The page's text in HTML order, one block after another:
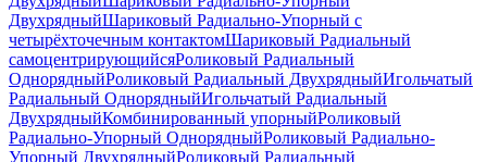
ДвухрядныйШариковый Радиально-Упорный с
четырёхточечным контактомШариковый Радиальный
самоцентрирующийсяРоликовый Радиальный
ОднорядныйРоликовый Радиальный ДвухрядныйИгольчатый
Радиальный ОднорядныйИгольчатый Радиальный
ДвухрядныйКомбинированный упорныйРоликовый
Радиально-Упорный ОднорядныйРоликовый Радиально-
Упорный ДвухрядныйРоликовый Радиальный